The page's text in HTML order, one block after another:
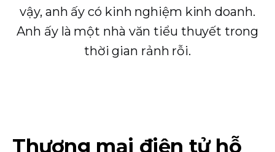
vậy, anh ấy có kinh nghiệm kinh doanh.
Anh ấy là một nhà văn tiểu thuyết trong
thời gian rảnh rỗi.
Thương mại điện tử hỗ